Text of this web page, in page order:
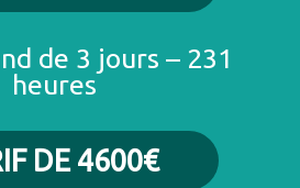
de 3 jours – 231
heures
DE 4600€